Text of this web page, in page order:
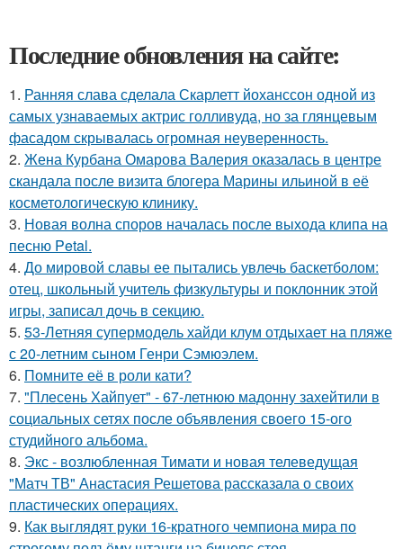
Последние обновления на сайте:
1. Ранняя слава сделала Скарлетт йоханссон одной из
самых узнаваемых актрис голливуда, но за глянцевым
фасадом скрывалась огромная неуверенность.
2. Жена Курбана Омарова Валерия оказалась в центре
скандала после визита блогера Марины ильиной в её
косметологическую клинику.
3. Новая волна споров началась после выхода клипа на
песню Petal.
4. До мировой славы ее пытались увлечь баскетболом:
отец, школьный учитель физкультуры и поклонник этой
игры, записал дочь в секцию.
5. 53-Летняя супермодель хайди клум отдыхает на пляже
с 20-летним сыном Генри Сэмюэлем.
6. Помните её в роли кати?
7. "Плесень Хайпует" - 67-летнюю мадонну захейтили в
социальных сетях после объявления своего 15-ого
студийного альбома.
8. Экс - возлюбленная Тимати и новая телеведущая
"Матч ТВ" Анастасия Решетова рассказала о своих
пластических операциях.
9. Как выглядят руки 16-кратного чемпиона мира по